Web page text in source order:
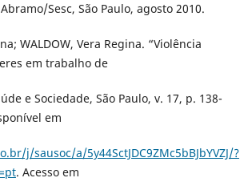
Sesc, São Paulo, agosto 2010.
WALDOW, Vera Regina. “Violência
em trabalho de
e Sociedade, São Paulo, v. 17, p. 138-
em
j/sausoc/a/5y44SctJDC9ZMc5bBJbYVZJ/?
. Acesso em